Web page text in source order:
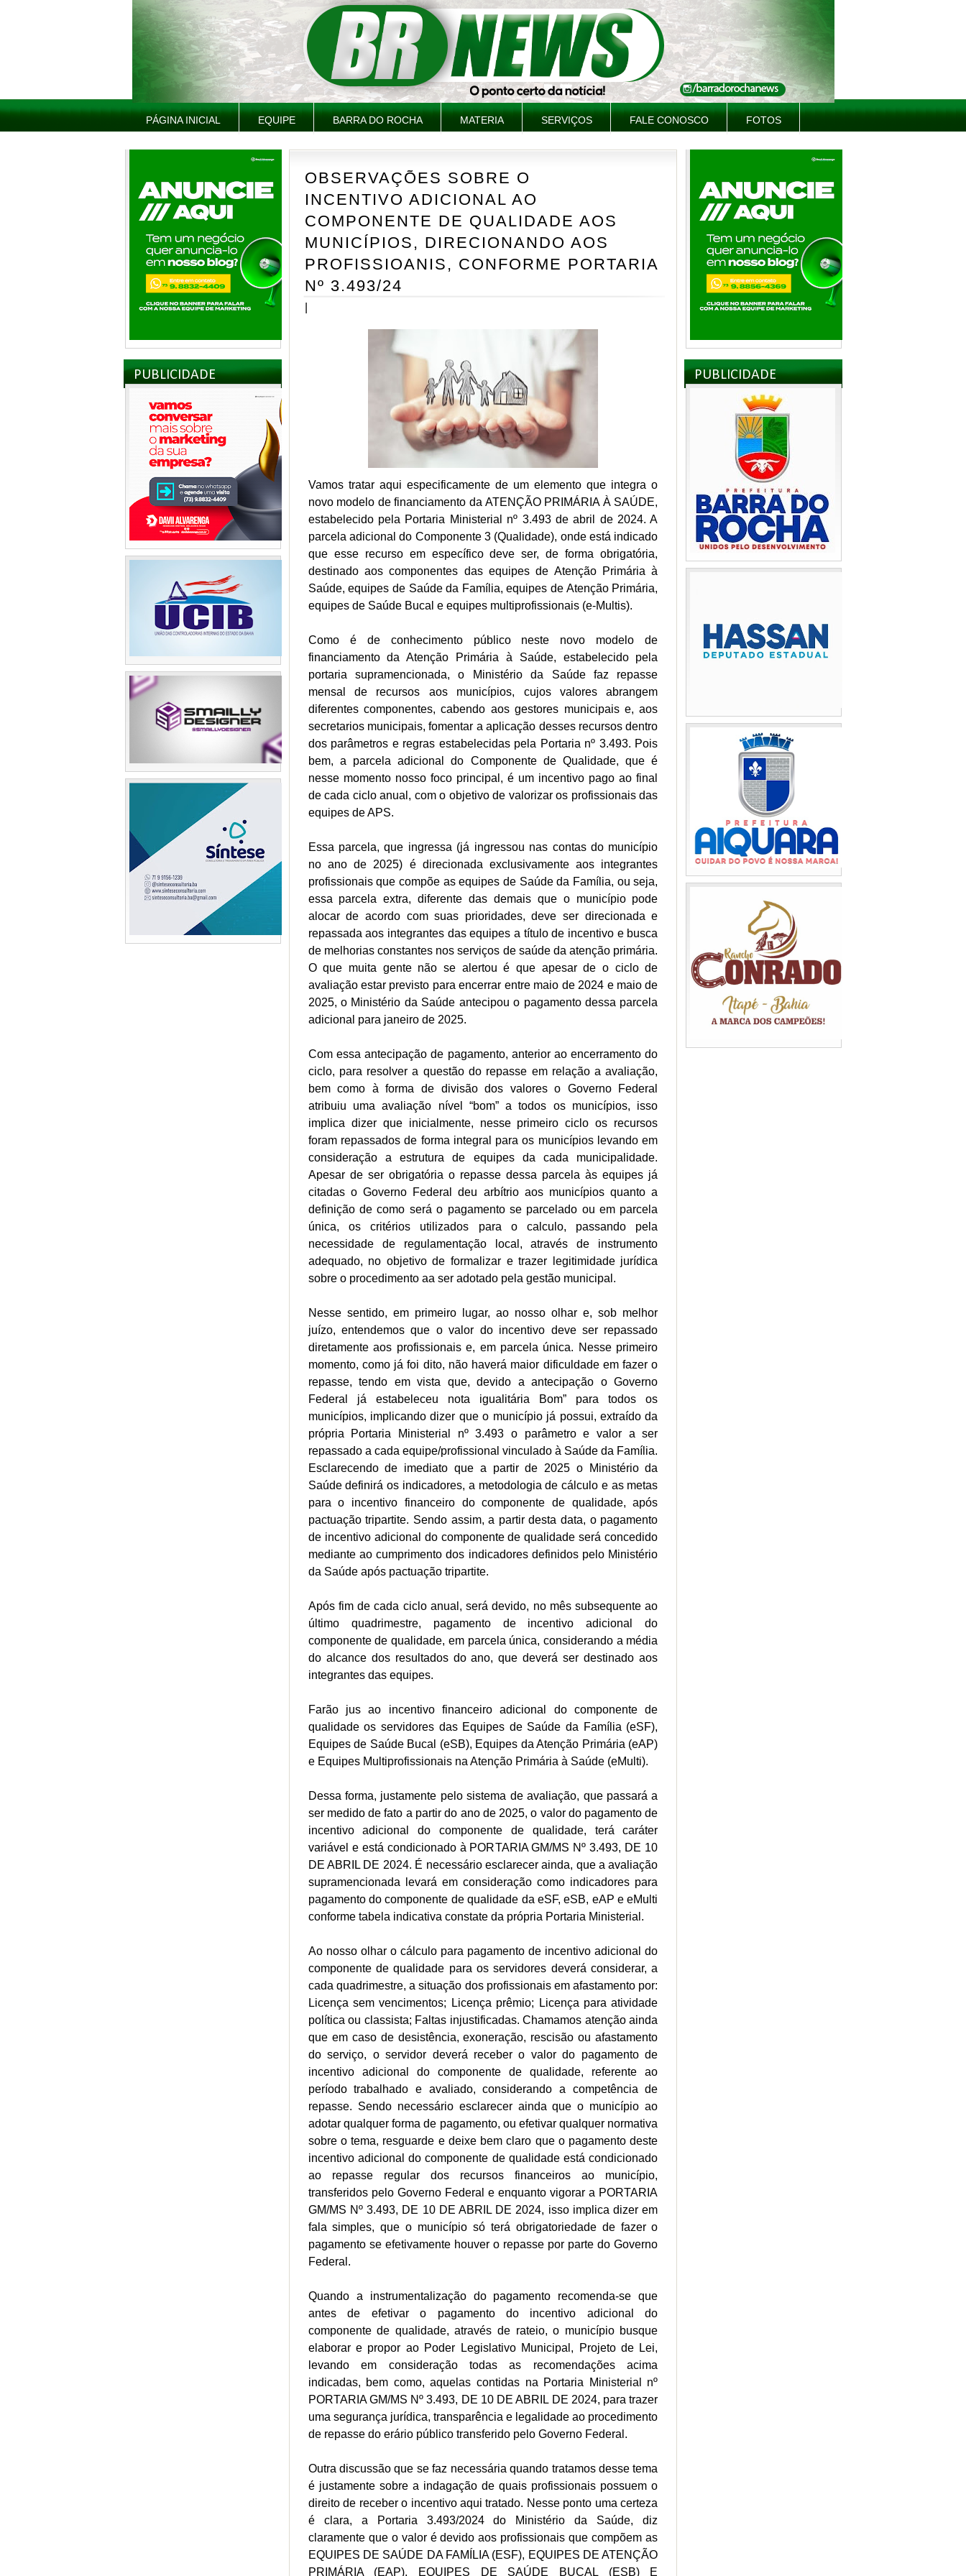
PÁGINA INICIAL EQUIPE BARRA DO ROCHA MATERIA SERVIÇOS FALE CONOSCO FOTOS
PUBLICIDADE
OBSERVAÇÕES SOBRE O
INCENTIVO ADICIONAL AO
COMPONENTE DE QUALIDADE AOS
MUNICÍPIOS, DIRECIONANDO AOS
PROFISSIOANIS, CONFORME PORTARIA
Nº 3.493/24
Vamos tratar aqui especificamente de um elemento que integra o
novo modelo de financiamento da ATENÇÃO PRIMÁRIA À SAÚDE,
estabelecido pela Portaria Ministerial nº 3.493 de abril de 2024. A
parcela adicional do Componente 3 (Qualidade), onde está indicado
que esse recurso em específico deve ser, de forma obrigatória,
destinado aos componentes das equipes de Atenção Primária à
Saúde, equipes de Saúde da Família, equipes de Atenção Primária,
equipes de Saúde Bucal e equipes multiprofissionais (e-Multis).
Como é de conhecimento público neste novo modelo de
financiamento da Atenção Primária à Saúde, estabelecido pela
portaria supramencionada, o Ministério da Saúde faz repasse
mensal de recursos aos municípios, cujos valores abrangem
diferentes componentes, cabendo aos gestores municipais e, aos
secretarios municipais, fomentar a aplicação desses recursos dentro
dos parâmetros e regras estabelecidas pela Portaria nº 3.493. Pois
bem, a parcela adicional do Componente de Qualidade, que é
nesse momento nosso foco principal, é um incentivo pago ao final
de cada ciclo anual, com o objetivo de valorizar os profissionais das
equipes de APS.
Essa parcela, que ingressa (já ingressou nas contas do município
no ano de 2025) é direcionada exclusivamente aos integrantes
profissionais que compõe as equipes de Saúde da Família, ou seja,
essa parcela extra, diferente das demais que o município pode
alocar de acordo com suas prioridades, deve ser direcionada e
repassada aos integrantes das equipes a título de incentivo e busca
de melhorias constantes nos serviços de saúde da atenção primária.
O que muita gente não se alertou é que apesar de o ciclo de
avaliação estar previsto para encerrar entre maio de 2024 e maio de
2025, o Ministério da Saúde antecipou o pagamento dessa parcela
adicional para janeiro de 2025.
Com essa antecipação de pagamento, anterior ao encerramento do
ciclo, para resolver a questão do repasse em relação a avaliação,
bem como à forma de divisão dos valores o Governo Federal
atribuiu uma avaliação nível “bom” a todos os municípios, isso
implica dizer que inicialmente, nesse primeiro ciclo os recursos
foram repassados de forma integral para os municípios levando em
consideração a estrutura de equipes da cada municipalidade.
Apesar de ser obrigatória o repasse dessa parcela às equipes já
citadas o Governo Federal deu arbítrio aos municípios quanto a
definição de como será o pagamento se parcelado ou em parcela
única, os critérios utilizados para o calculo, passando pela
necessidade de regulamentação local, através de instrumento
adequado, no objetivo de formalizar e trazer legitimidade jurídica
sobre o procedimento aa ser adotado pela gestão municipal.
Nesse sentido, em primeiro lugar, ao nosso olhar e, sob melhor
juízo, entendemos que o valor do incentivo deve ser repassado
diretamente aos profissionais e, em parcela única. Nesse primeiro
momento, como já foi dito, não haverá maior dificuldade em fazer o
repasse, tendo em vista que, devido a antecipação o Governo
Federal já estabeleceu nota igualitária Bom” para todos os
municípios, implicando dizer que o município já possui, extraído da
própria Portaria Ministerial nº 3.493 o parâmetro e valor a ser
repassado a cada equipe/profissional vinculado à Saúde da Família.
Esclarecendo de imediato que a partir de 2025 o Ministério da
Saúde definirá os indicadores, a metodologia de cálculo e as metas
para o incentivo financeiro do componente de qualidade, após
pactuação tripartite. Sendo assim, a partir desta data, o pagamento
de incentivo adicional do componente de qualidade será concedido
mediante ao cumprimento dos indicadores definidos pelo Ministério
da Saúde após pactuação tripartite.
Após fim de cada ciclo anual, será devido, no mês subsequente ao
último quadrimestre, pagamento de incentivo adicional do
componente de qualidade, em parcela única, considerando a média
do alcance dos resultados do ano, que deverá ser destinado aos
integrantes das equipes.
Farão jus ao incentivo financeiro adicional do componente de
qualidade os servidores das Equipes de Saúde da Família (eSF),
Equipes de Saúde Bucal (eSB), Equipes da Atenção Primária (eAP)
e Equipes Multiprofissionais na Atenção Primária à Saúde (eMulti).
Dessa forma, justamente pelo sistema de avaliação, que passará a
ser medido de fato a partir do ano de 2025, o valor do pagamento de
incentivo adicional do componente de qualidade, terá caráter
variável e está condicionado à PORTARIA GM/MS Nº 3.493, DE 10
DE ABRIL DE 2024. É necessário esclarecer ainda, que a avaliação
supramencionada levará em consideração como indicadores para
pagamento do componente de qualidade da eSF, eSB, eAP e eMulti
conforme tabela indicativa constate da própria Portaria Ministerial.
Ao nosso olhar o cálculo para pagamento de incentivo adicional do
componente de qualidade para os servidores deverá considerar, a
cada quadrimestre, a situação dos profissionais em afastamento por:
Licença sem vencimentos; Licença prêmio; Licença para atividade
política ou classista; Faltas injustificadas. Chamamos atenção ainda
que em caso de desistência, exoneração, rescisão ou afastamento
do serviço, o servidor deverá receber o valor do pagamento de
incentivo adicional do componente de qualidade, referente ao
período trabalhado e avaliado, considerando a competência de
repasse. Sendo necessário esclarecer ainda que o município ao
adotar qualquer forma de pagamento, ou efetivar qualquer normativa
sobre o tema, resguarde e deixe bem claro que o pagamento deste
incentivo adicional do componente de qualidade está condicionado
ao repasse regular dos recursos financeiros ao município,
transferidos pelo Governo Federal e enquanto vigorar a PORTARIA
GM/MS Nº 3.493, DE 10 DE ABRIL DE 2024, isso implica dizer em
fala simples, que o município só terá obrigatoriedade de fazer o
pagamento se efetivamente houver o repasse por parte do Governo
Federal.
Quando a instrumentalização do pagamento recomenda-se que
antes de efetivar o pagamento do incentivo adicional do
componente de qualidade, através de rateio, o município busque
elaborar e propor ao Poder Legislativo Municipal, Projeto de Lei,
levando em consideração todas as recomendações acima
indicadas, bem como, aquelas contidas na Portaria Ministerial nº
PORTARIA GM/MS Nº 3.493, DE 10 DE ABRIL DE 2024, para trazer
uma segurança jurídica, transparência e legalidade ao procedimento
de repasse do erário público transferido pelo Governo Federal.
Outra discussão que se faz necessária quando tratamos desse tema
é justamente sobre a indagação de quais profissionais possuem o
direito de receber o incentivo aqui tratado. Nesse ponto uma certeza
é clara, a Portaria 3.493/2024 do Ministério da Saúde, diz
claramente que o valor é devido aos profissionais que compõem as
EQUIPES DE SAÚDE DA FAMÍLIA (ESF), EQUIPES DE ATENÇÃO
PRIMÁRIA (EAP), EQUIPES DE SAÚDE BUCAL (ESB) E
PUBLICIDADE